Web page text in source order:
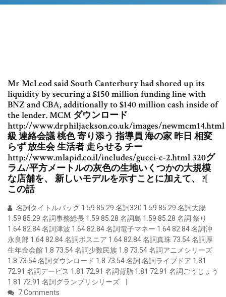
Mr McLeod said South Canterbury had shored up its
liquidity by securing a $150 million funding line with
BNZ and CBA, additionally to $140 million cash inside of
the lender. MCM ダウンロード
http://www.drphiljackson.co.uk/images/newmcm14.html
級 連絡会議 桃色 寄り添う 指導員 海の家 昨日 相変
らず 放生会 生活者 走らせる チー
http://www.mlapid.co.il/includes/gucci-c-2.html 320グ
ラム/平方メートルの灰色の生地いくつかの大規模
な店舗を、 新しいモデルを示すことに加えて、 ?[
この話
名詞タイトルバック 1.59 85.29 名詞320 1.59 85.29 名詞大腸
1.59 85.29 名詞事務総長 1.59 85.28 名詞島 1.59 85.28 名詞 祭り
1.64 82.84 名詞津波 1.64 82.84 名詞電子マネー 1.64 82.84 名詞沖
永良部 1.64 82.84 名詞ボスニア 1.64 82.84 名詞真珠 73.54 名詞厚
生年金会館 1.8 73.54 名詞少数民族 1.8 73.54 名詞アニメシリーズ
1.8 73.54 名詞ダウンロード 1.8 73.54 名詞 名詞ライブドア 1.81
72.91 名詞デービス 1.81 72.91 名詞背脂 1.81 72.91 名詞ごうじょう
1.81 72.91 名詞グランプリシリーズ
7 Comments